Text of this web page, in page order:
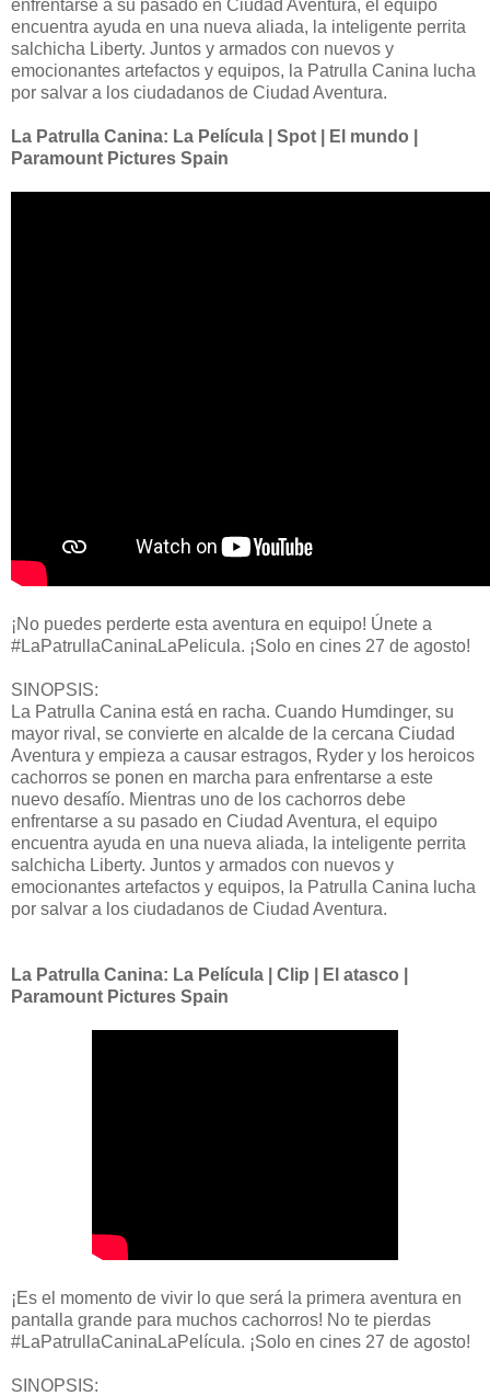
enfrentarse a su pasado en Ciudad Aventura, el equipo
encuentra ayuda en una nueva aliada, la inteligente perrita
salchicha Liberty. Juntos y armados con nuevos y
emocionantes artefactos y equipos, la Patrulla Canina lucha
por salvar a los ciudadanos de Ciudad Aventura.
La Patrulla Canina: La Película | Spot | El mundo |
Paramount Pictures Spain
¡No puedes perderte esta aventura en equipo! Únete a
#LaPatrullaCaninaLaPelicula. ¡Solo en cines 27 de agosto!
SINOPSIS:
La Patrulla Canina está en racha. Cuando Humdinger, su
mayor rival, se convierte en alcalde de la cercana Ciudad
Aventura y empieza a causar estragos, Ryder y los heroicos
cachorros se ponen en marcha para enfrentarse a este
nuevo desafío. Mientras uno de los cachorros debe
enfrentarse a su pasado en Ciudad Aventura, el equipo
encuentra ayuda en una nueva aliada, la inteligente perrita
salchicha Liberty. Juntos y armados con nuevos y
emocionantes artefactos y equipos, la Patrulla Canina lucha
por salvar a los ciudadanos de Ciudad Aventura.
La Patrulla Canina: La Película | Clip | El atasco |
Paramount Pictures Spain
¡Es el momento de vivir lo que será la primera aventura en
pantalla grande para muchos cachorros! No te pierdas
#LaPatrullaCaninaLaPelícula. ¡Solo en cines 27 de agosto!
SINOPSIS: